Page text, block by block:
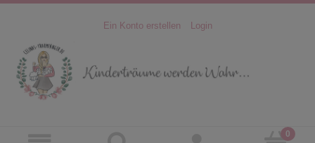
Ein Konto erstellen Login